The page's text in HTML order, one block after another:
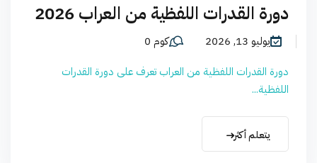
دورة القدرات اللفظية من العراب 2026
يوليو 13, 2026
كوم 0
دورة القدرات اللفظية من العراب تعرف على دورة القدرات
اللفظية...
يتعلم أكثر